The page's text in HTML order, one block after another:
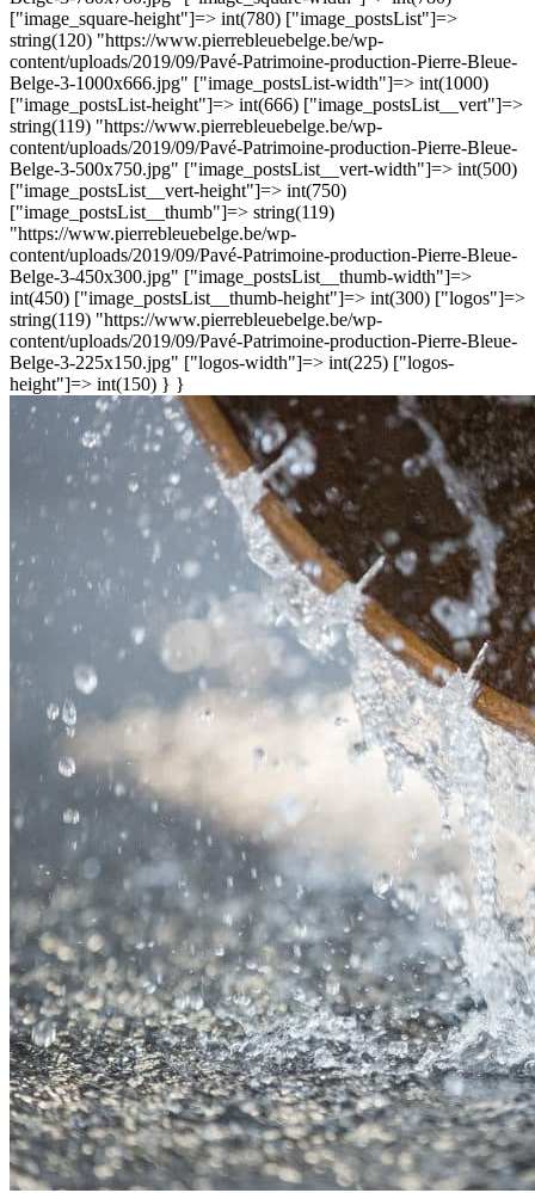
["image_square-height"]=> int(780) ["image_postsList"]=>
string(120) "https://www.pierrebleuebelge.be/wp-
content/uploads/2019/09/Pavé-Patrimoine-production-Pierre-Bleue-
Belge-3-1000x666.jpg" ["image_postsList-width"]=> int(1000)
["image_postsList-height"]=> int(666) ["image_postsList__vert"]=>
string(119) "https://www.pierrebleuebelge.be/wp-
content/uploads/2019/09/Pavé-Patrimoine-production-Pierre-Bleue-
Belge-3-500x750.jpg" ["image_postsList__vert-width"]=> int(500)
["image_postsList__vert-height"]=> int(750)
["image_postsList__thumb"]=> string(119)
"https://www.pierrebleuebelge.be/wp-
content/uploads/2019/09/Pavé-Patrimoine-production-Pierre-Bleue-
Belge-3-450x300.jpg" ["image_postsList__thumb-width"]=>
int(450) ["image_postsList__thumb-height"]=> int(300) ["logos"]=>
string(119) "https://www.pierrebleuebelge.be/wp-
content/uploads/2019/09/Pavé-Patrimoine-production-Pierre-Bleue-
Belge-3-225x150.jpg" ["logos-width"]=> int(225) ["logos-
height"]=> int(150) } }